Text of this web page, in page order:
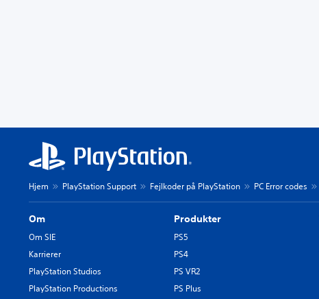
Hjem PlayStation Support Fejlkoder på PlayStation PC Error codes
Om
Om SIE
Karrierer
PlayStation Studios
PlayStation Productions
Produkter
PS5
PS4
PS VR2
PS Plus